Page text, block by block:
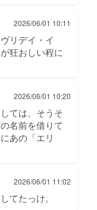
2026/06/01 10:11
リデイ・イ
狂おしい程に
2026/06/01 10:20
ては、そうそ
名前を借りて
あの「エリ
2026/06/01 11:02
てたっけ。